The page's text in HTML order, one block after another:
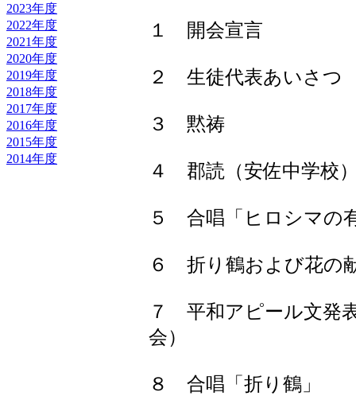
2023年度
2022年度
2021年度
2020年度
2019年度
2018年度
2017年度
2016年度
2015年度
2014年度
１ 開会宣言
２ 生徒代表あいさつ
３ 黙祷
４ 郡読（安佐中学校
５ 合唱「ヒロシマの
６ 折り鶴および花の
７ 平和アピール文発
会）
８ 合唱「折り鶴」